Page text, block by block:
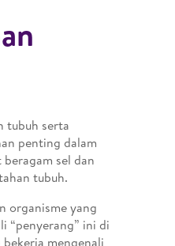
tubuh serta
penting dalam
sel dan
tubuh.
organisme yang
“penyerang” ini di
mengenali